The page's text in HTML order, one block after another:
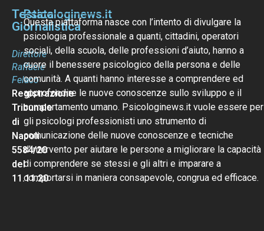
Testata
Giornalistica
Direttore
Raffaele
Felaco
Registrazione
Tribunale
di
Napoli
5584/20
del
11.11.20
Psicologinews.it
Questa piattaforma nasce con l’intento di divulgare la
psicologia professionale a quanti, cittadini, operatori
sociali, della scuola, delle professioni d’aiuto, hanno a
cuore il benessere psicologico della persona e delle
comunità. A quanti hanno interesse a comprendere ed
approfondire le nuove conoscenze sullo sviluppo e il
comportamento umano. Psicologinews.it vuole essere per
gli psicologi professionisti uno strumento di
comunicazione delle nuove conoscenze e tecniche
d’intervento per aiutare le persone a migliorare la capacità
di comprendere se stessi e gli altri e imparare a
comportarsi in maniera consapevole, congrua ed efficace.